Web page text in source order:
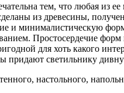
тем, что любая из ее
из древесины,
и минималистическую
Простосердечие форм
для хоть какого
придают светильнику
настольного,